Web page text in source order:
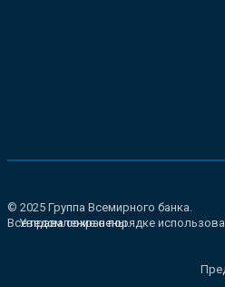
© 2025 Группа Всемирного банка.
Все права сохранены.
Уведомление о порядке